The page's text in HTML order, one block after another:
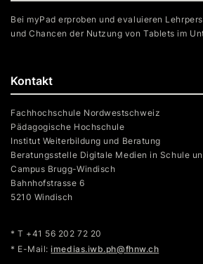
Kontakt
Fachhochschule Nordwestschweiz
Pädagogische Hochschule
Institut Weiterbildung und Beratung
Beratungsstelle Digitale Medien in Schule
Campus Brugg-Windisch
Bahnhofstrasse 6
5210 Windisch
* T +41 56 202 72 20
* E-Mail:imedias.iwb.ph@fhnw.ch
Bei myPad erproben und evaluieren
und Chancen der Nutzung von Tablets im